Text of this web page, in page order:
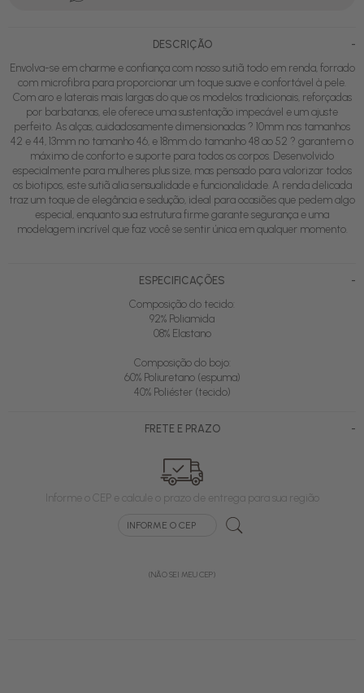
DESCRIÇÃO -
Envolva-se em charme e confiança com nosso sutiã todo em renda, forrado
com microfibra para proporcionar um toque suave e confortável à pele.
Com aro e laterais mais largas do que os modelos tradicionais, reforçadas
por barbatanas, ele oferece uma sustentação impecável e um ajuste
perfeito. As alças, cuidadosamente dimensionadas ? 10mm nos tamanhos
42 e 44, 13mm no tamanho 46, e 18mm do tamanho 48 ao 52 ? garantem o
máximo de conforto e suporte para todos os corpos. Desenvolvido
especialmente para mulheres plus size, mas pensado para valorizar todos
os biotipos, este sutiã alia sensualidade e funcionalidade. A renda delicada
traz um toque de elegância e sedução, ideal para ocasiões que pedem algo
especial, enquanto sua estrutura firme garante segurança e uma
modelagem incrível que faz você se sentir única em qualquer momento.
ESPECIFICAÇÕES -
Composição do tecido:
92% Poliamida
08% Elastano
Composição do bojo:
60% Poliuretano (espuma)
40% Poliéster (tecido)
FRETE E PRAZO -
Informe o CEP e calcule o prazo de entrega para sua região
(NÃO SEI MEU CEP)